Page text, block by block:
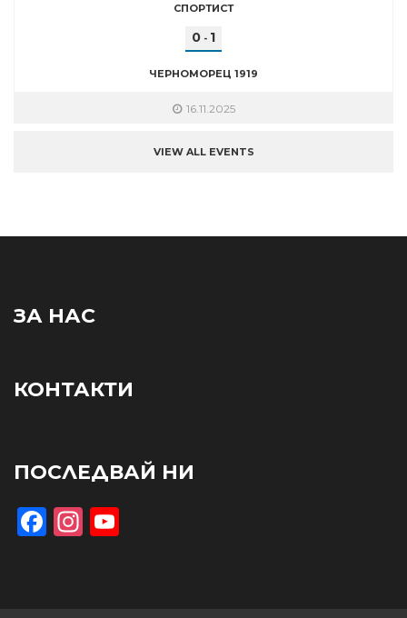
СПОРТИСТ
0 - 1
ЧЕРНОМОРЕЦ 1919
16.11.2025
VIEW ALL EVENTS
ЗА НАС
КОНТАКТИ
ПОСЛЕДВАЙ НИ
Facebook
Instagram